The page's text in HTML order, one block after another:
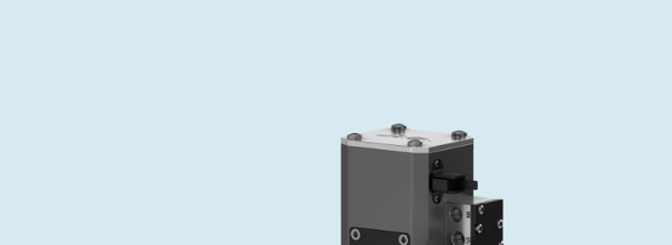
9月 2, 2026
精准创新、赋能未来 ⸺
VAT角阀、内联式或圆柱式真空阀
真空蝶阀
真空摆阀
基质转移
半导体无尘系统
溅射
薄膜封装(CVD)
OLED蒸发
涂层
真空运输
电池生产
晶体生长
发电
半导体无尘系统
高能物理学
固定价格翻新服务
VAT服务中心
公司治理
General Meeting
Event calendar